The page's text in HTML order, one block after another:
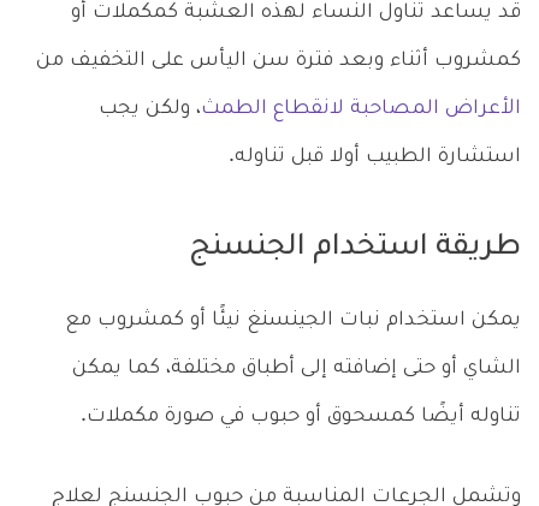
قد يساعد تناول النساء لهذه العشبة كمكملات أو
كمشروب أثناء وبعد فترة سن اليأس على التخفيف من
الأعراض المصاحبة لانقطاع الطمث، ولكن يجب
استشارة الطبيب أولا قبل تناوله.
طريقة استخدام الجنسنج
يمكن استخدام نبات الجينسنغ نيئًا أو كمشروب مع
الشاي أو حتى إضافته إلى أطباق مختلفة، كما يمكن
تناوله أيضًا كمسحوق أو حبوب في صورة مكملات.
وتشمل الجرعات المناسبة من حبوب الجنسنج لعلاج